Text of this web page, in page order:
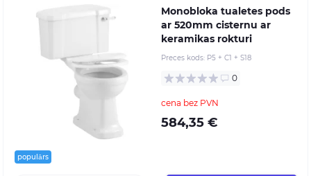
populārs
Monobloka tualetes pods
ar 520mm cisternu ar
keramikas rokturi
Preces kods: P5 + C1 + S18
0
cena bez PVN
584,35 €